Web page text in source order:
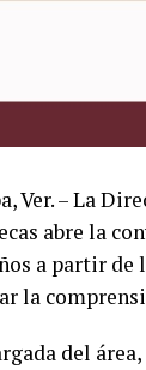
Ver. – La
abre la
a partir de
la
del